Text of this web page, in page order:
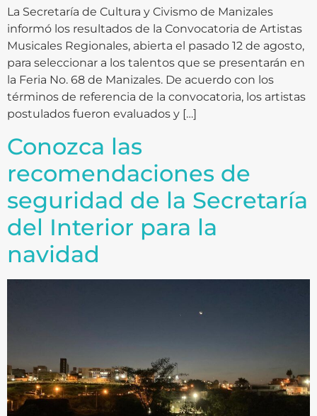
La Secretaría de Cultura y Civismo de Manizales
informó los resultados de la Convocatoria de Artistas
Musicales Regionales, abierta el pasado 12 de agosto,
para seleccionar a los talentos que se presentarán en
la Feria No. 68 de Manizales. De acuerdo con los
términos de referencia de la convocatoria, los artistas
postulados fueron evaluados y […]
Conozca las
recomendaciones de
seguridad de la Secretaría
del Interior para la
navidad